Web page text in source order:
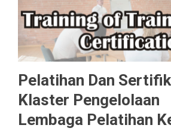
Pelatihan Dan
Klaster Pengelolaan
Lembaga Pelatihan